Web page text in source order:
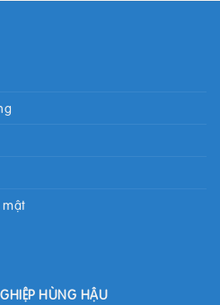
HÙNG HẬU